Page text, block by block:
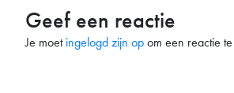
Geef een reactie
Je moetingelogd zijn opom een reactie